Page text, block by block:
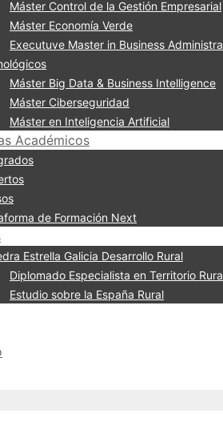
Máster Control de la Gestión Empresarial
Máster Economía Verde
Executuve Master in Business
Máster Big Data & Business Intelligence
Máster Ciberseguridad
Máster en Inteligencia Artificial
Académicos
de Formación Next
Estrella Galicia Desarrollo Rural
Diplomado Especialista en Territorio
Estudio sobre la España Rural